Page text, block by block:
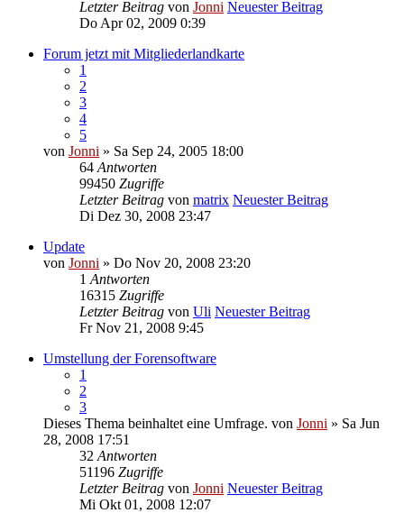
Letzter Beitrag von Jonni Neuester Beitrag
Do Apr 02, 2009 0:39
Forum jetzt mit Mitgliederlandkarte
1
2
3
4
5
von Jonni » Sa Sep 24, 2005 18:00
64 Antworten
99450 Zugriffe
Letzter Beitrag von matrix Neuester Beitrag
Di Dez 30, 2008 23:47
Update
von Jonni » Do Nov 20, 2008 23:20
1 Antworten
16315 Zugriffe
Letzter Beitrag von Uli Neuester Beitrag
Fr Nov 21, 2008 9:45
Umstellung der Forensoftware
1
2
3
Dieses Thema beinhaltet eine Umfrage. von Jonni » Sa Jun
28, 2008 17:51
32 Antworten
51196 Zugriffe
Letzter Beitrag von Jonni Neuester Beitrag
Mi Okt 01, 2008 12:07